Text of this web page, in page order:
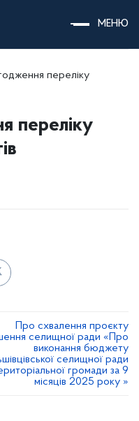
МЕНЮ
переліку
переліку
Про схвалення проєкту
селищної ради «Про
виконання бюджету
селищної ради
громади за 9
місяців 2025 року »